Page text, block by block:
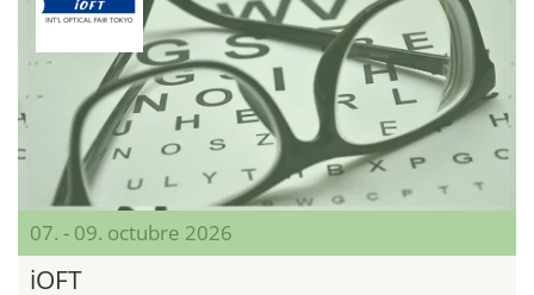
07. - 09. octubre 2026
iOFT